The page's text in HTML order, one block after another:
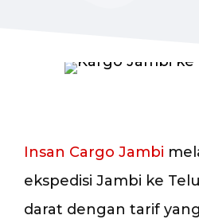
Insan Cargo Jambi
ekspedisi Jambi ke
darat dengan tarif